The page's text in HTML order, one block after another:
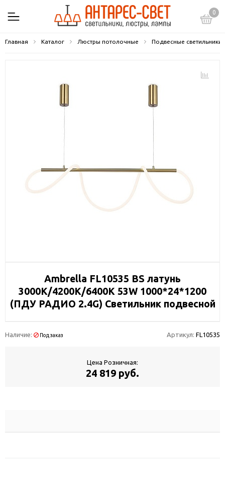
0
Главная Каталог Люстры потолочные Подвесные светильники
Ambrella FL10535 BS латунь
3000K/4200K/6400K 53W 1000*24*1200
(ПДУ РАДИО 2.4G) Светильник подвесной
Наличие: Под заказ Артикул: FL10535
Цена Розничная:
24 819 руб.